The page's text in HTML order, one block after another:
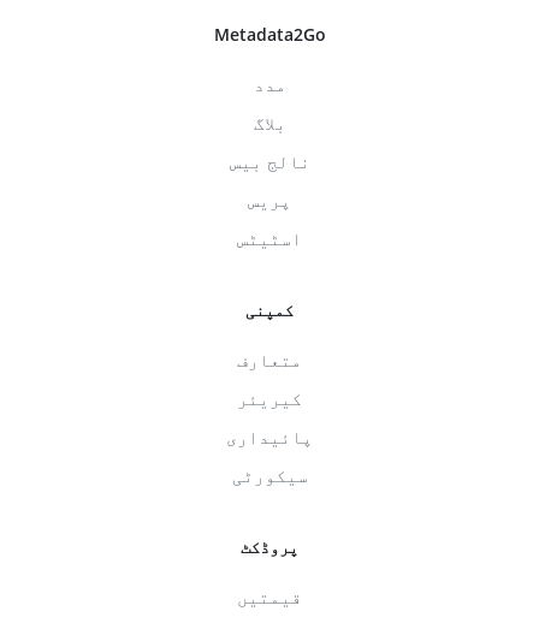
Metadata2Go
مدد
بلاگ
نالج بیس
پریس
اسٹیٹس
کمپنی
متعارف
کیریئر
پائیداری
سیکورٹی
پروڈکٹ
قیمتیں